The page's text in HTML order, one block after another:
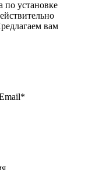
по установке
вам